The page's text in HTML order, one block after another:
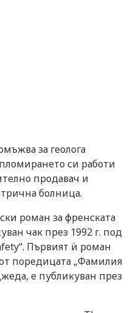
за геолога
си работи
продавач и
болница.
роман за френската
чак през 1992 г. под
Първият ѝ роман
поредицата „Фамилия
е публикуван през